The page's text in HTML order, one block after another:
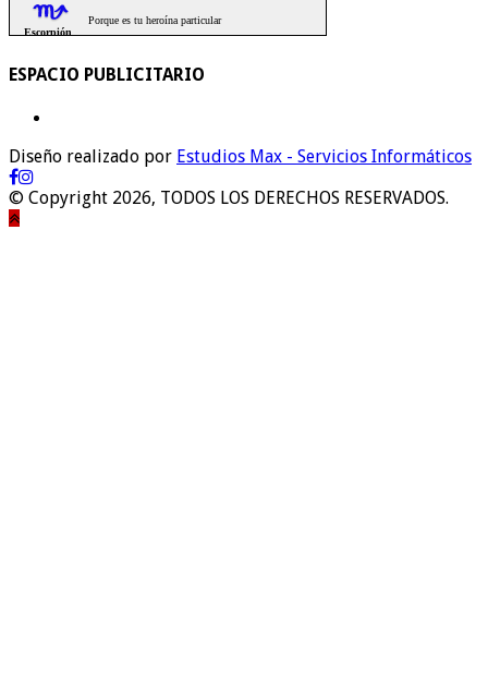
ESPACIO PUBLICITARIO
Diseño realizado por Estudios Max - Servicios Informáticos
© Copyright 2026, TODOS LOS DERECHOS RESERVADOS.